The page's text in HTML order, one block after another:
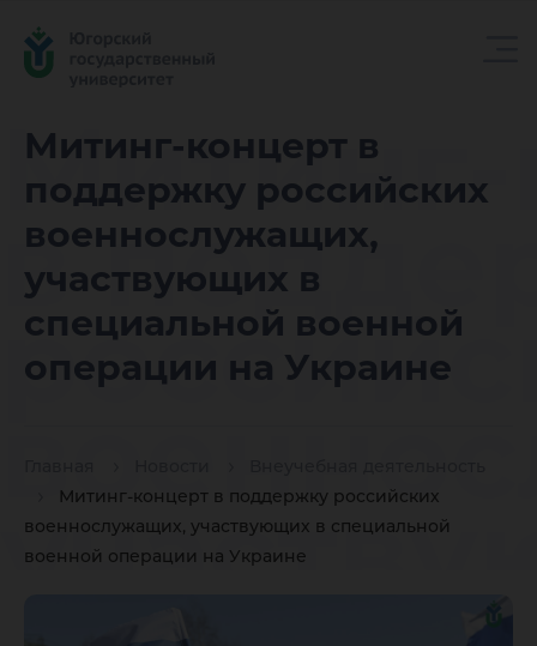
Митинг-концерт в
поддержку российских
военнослужащих,
участвующих в
специальной военной
операции на Украине
Митинг-концерт в поддержку российских
военнослужащих, участвующих в специальной
военной операции на Украине
в